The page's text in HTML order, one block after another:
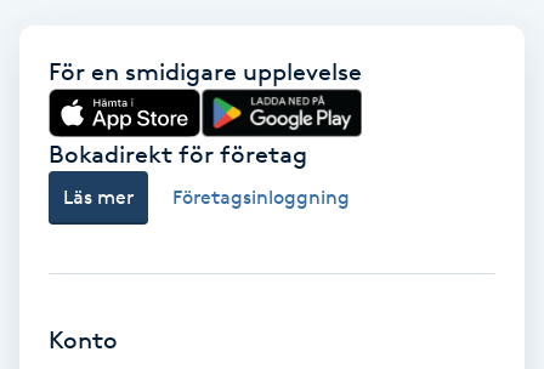
Balayage
Bambumassage
För en smidigare upplevelse
Bokadirekt för företag
Läs mer Företagsinloggning
Konto